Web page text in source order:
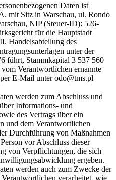
Daten ist
mit Sitz in Warschau, ul. Rondo
NIP (Steuer-ID): 526-
für die Hauptstadt
Handelsabteilung des
unter der
führt, Stammkapital 3 537 560
Verantwortlichen ernannte
E-Mail unter odo@tms.pl
werden zum Abschluss und
Informations- und
des Vertrags über ein
und dem Verantwortlichen
Durchführung von Maßnahmen
vor Abschluss dieser
von Verpflichtungen, die sich
ergeben.
werden auch zum Zwecke der
Verantwortlichen verarbeitet, wie